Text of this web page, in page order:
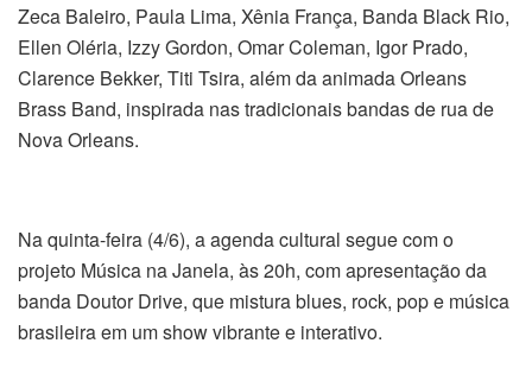
Zeca Baleiro, Paula Lima, Xênia França, Banda Black Rio,
Ellen Oléria, Izzy Gordon, Omar Coleman, Igor Prado,
Clarence Bekker, Titi Tsira, além da animada Orleans
Brass Band, inspirada nas tradicionais bandas de rua de
Nova Orleans.
Na quinta-feira (4/6), a agenda cultural segue com o
projeto Música na Janela, às 20h, com apresentação da
banda Doutor Drive, que mistura blues, rock, pop e música
brasileira em um show vibrante e interativo.